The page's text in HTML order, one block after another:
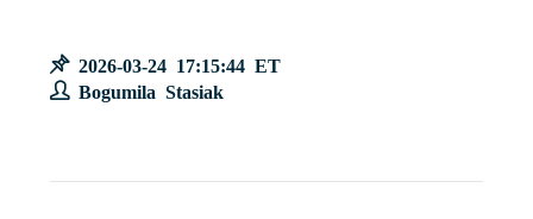
2026-03-24 17:15:44 ET
Bogumila Stasiak